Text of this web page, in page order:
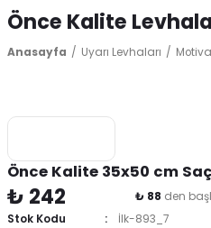
Önce Kalite
Anasayfa Uyarı Levhaları
Önce Kalite 35x50 cm
₺ 242 ₺ 88 den
Stok Kodu
İlk-893_7